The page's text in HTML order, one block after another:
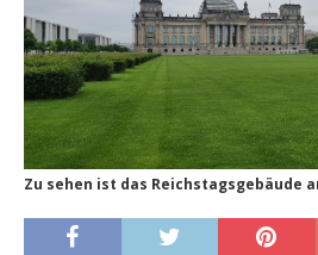
Zu sehen ist das Reichstagsgebäude